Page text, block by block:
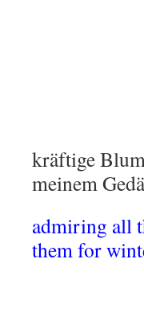
kräftige
meinem
admiring all
them for